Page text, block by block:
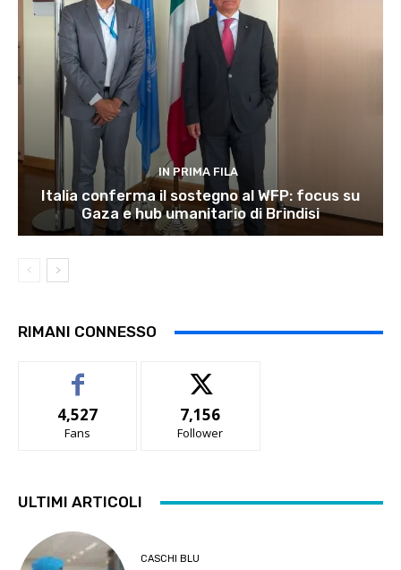
IN PRIMA FILA
Italia conferma il sostegno al WFP: focus su
Gaza e hub umanitario di Brindisi
RIMANI CONNESSO
4,527
Fans
7,156
Follower
ULTIMI ARTICOLI
CASCHI BLU